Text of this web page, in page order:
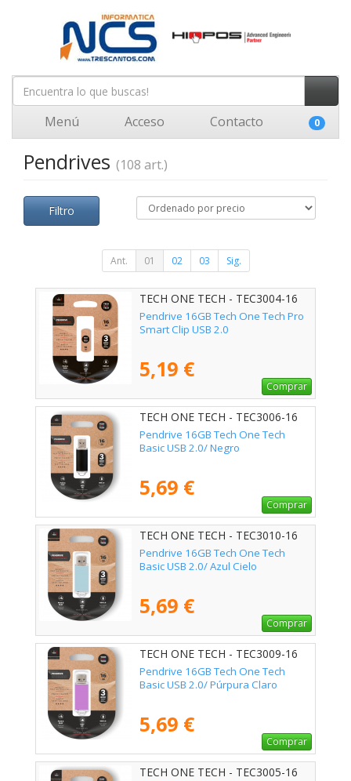
Menú Acceso Contacto 0
Pendrives (108 art.)
Filtro
Ant. 01 02 03 Sig.
TECH ONE TECH - TEC3004-16
Pendrive 16GB Tech One Tech Pro
Smart Clip USB 2.0
5,19 €
Comprar
TECH ONE TECH - TEC3006-16
Pendrive 16GB Tech One Tech
Basic USB 2.0/ Negro
5,69 €
Comprar
TECH ONE TECH - TEC3010-16
Pendrive 16GB Tech One Tech
Basic USB 2.0/ Azul Cielo
5,69 €
Comprar
TECH ONE TECH - TEC3009-16
Pendrive 16GB Tech One Tech
Basic USB 2.0/ Púrpura Claro
5,69 €
Comprar
TECH ONE TECH - TEC3005-16